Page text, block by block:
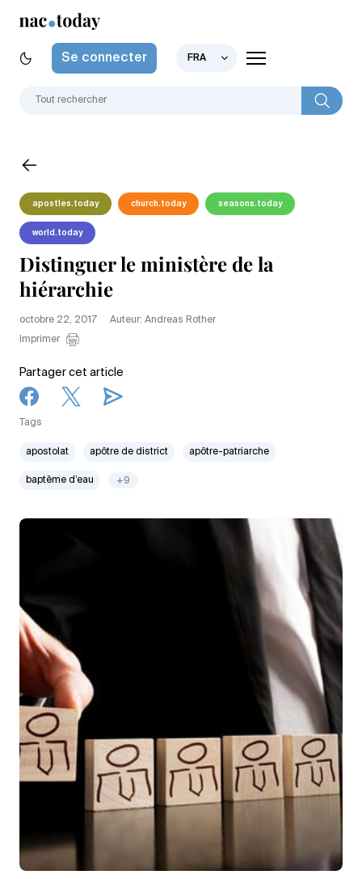
Se connecter FRA
apostles.today church.today seasons.today
world.today
Distinguer le ministère de la
hiérarchie
octobre 22, 2017
Auteur: Andreas Rother
Imprimer
Partager cet article
Tags
apostolat apôtre de district apôtre-patriarche
baptême d’eau +9